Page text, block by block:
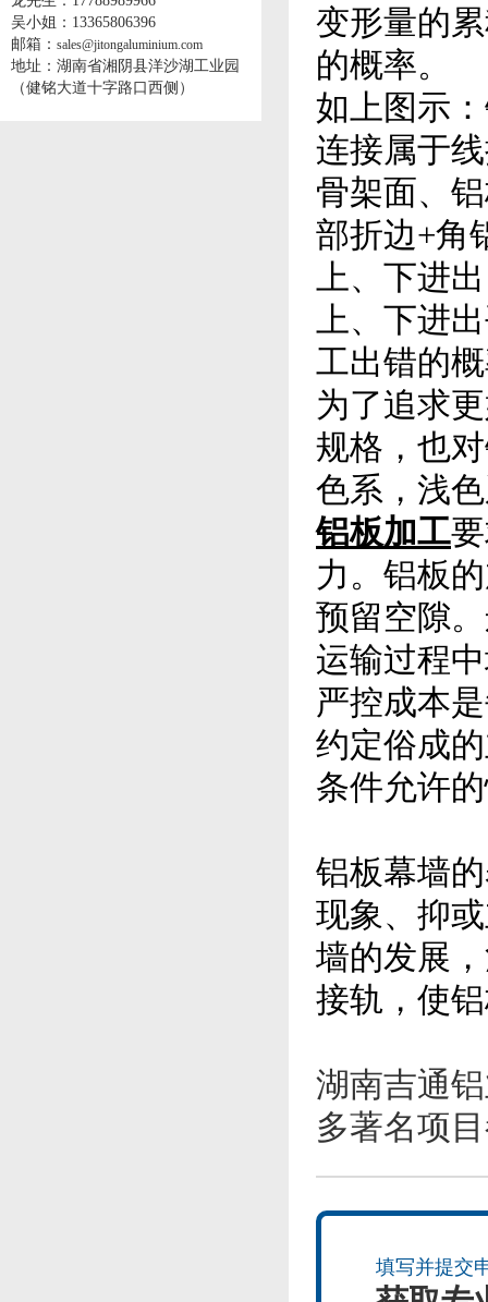
吴小姐：13365806396
邮箱： sales@jitongaluminium.com
地址：湖南省湘阴县洋沙湖工业园
（健铭大道十字路口西侧）
变形量的
的概率。
如上图示
连接属于
骨架面、
部折边+角
上、下进
上、下进
工出错的
为了追求
规格，也
色系，浅
铝板加工
力。铝板
预留空隙
运输过程
严控成本
约定俗成
条件允许
铝板幕墙
现象、抑
墙的发展
接轨，使
湖南吉通
多著名项
填写并提交